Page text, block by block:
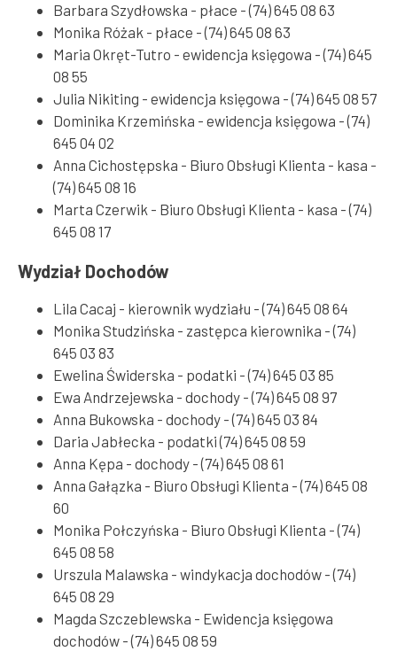
Barbara Szydłowska - płace - (74) 645 08 63
Monika Różak - płace - (74) 645 08 63
Maria Okręt-Tutro - ewidencja księgowa - (74) 645
08 55
Julia Nikiting - ewidencja księgowa - (74) 645 08 57
Dominika Krzemińska - ewidencja księgowa - (74)
645 04 02
Anna Cichostępska - Biuro Obsługi Klienta - kasa -
(74) 645 08 16
Marta Czerwik - Biuro Obsługi Klienta - kasa - (74)
645 08 17
Wydział Dochodów
Lila Cacaj - kierownik wydziału - (74) 645 08 64
Monika Studzińska - zastępca kierownika - (74)
645 03 83
Ewelina Świderska - podatki - (74) 645 03 85
Ewa Andrzejewska - dochody - (74) 645 08 97
Anna Bukowska - dochody - (74) 645 03 84
Daria Jabłecka - podatki (74) 645 08 59
Anna Kępa - dochody - (74) 645 08 61
Anna Gałązka - Biuro Obsługi Klienta - (74) 645 08
60
Monika Połczyńska - Biuro Obsługi Klienta - (74)
645 08 58
Urszula Malawska - windykacja dochodów - (74)
645 08 29
Magda Szczeblewska - Ewidencja księgowa
dochodów - (74) 645 08 59